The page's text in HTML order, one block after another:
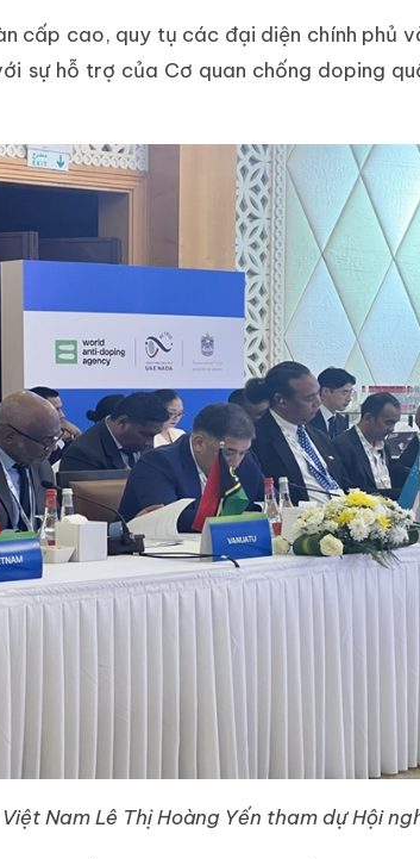
cấp cao, quy tụ các đại diện chính phủ
sự hỗ trợ của Cơ quan chống doping
Nam Lê Thị Hoàng Yến tham dự Hội